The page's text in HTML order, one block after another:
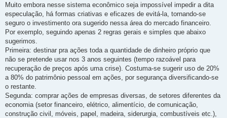
Muito embora nesse sistema econômico seja impossível impedir a dita
especulação, há formas criativas e eficazes de evitá-la, tornando-se
seguro o investimento ora sugerido nessa área do mercado financeiro.
Por exemplo, seguindo apenas 2 regras gerais e simples que abaixo
sugerimos.
Primeira: destinar pra ações toda a quantidade de dinheiro próprio que
não se pretende usar nos 3 anos seguintes (tempo razoável para
recuperação de preços após uma crise). Costuma-se sugerir uso de 20%
a 80% do patrimônio pessoal em ações, por segurança diversificando-se
o restante.
Segunda: comprar ações de empresas diversas, de setores diferentes da
economia (setor financeiro, elétrico, alimentício, de comunicação,
construção civil, móveis, papel, madeira, siderurgia, combustíveis etc.),